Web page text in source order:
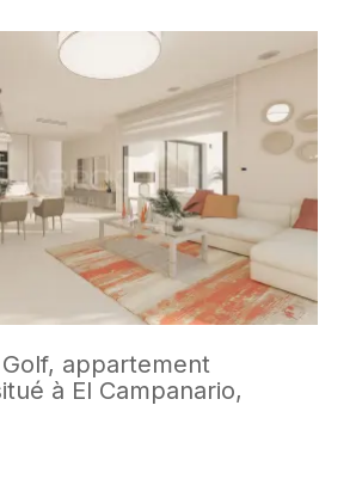
appartement
à El Campanario,